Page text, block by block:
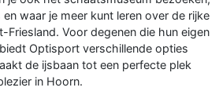
waar je meer kunt leren over de rijke
Friesland. Voor degenen die hun eigen
Optisport verschillende opties
de ijsbaan tot een perfecte plek
in Hoorn.